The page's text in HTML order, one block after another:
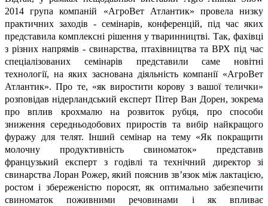
2014 група компаній «АгроВет Атлантик» провела низку
практичних заходів - семінарів, конференцій, під час яких
представила комплексні рішення у тваринництві. Так, фахівці
з різних напрямів - свинарства, птахівництва та ВРХ під час
спеціалізованих семінарів представили саме новітні
технології, на яких заснована діяльність компанії «АгроВет
Атлантик». Про те, «як виростити корову з вашої телички»
розповідав нідерландський експерт Пітер Ван Дорен, зокрема
про вплив крохмалю на розвиток рубця, про способи
зниження середньодобових приростів та вибір найкращого
фуражу для телят. Інший семінар на тему «Як покращити
молочну продуктивність свиноматок» представив
французький експерт з годівлі та технічний директор зі
свинарства Лоран Рожер, який пояснив зв’язок між лактацією,
ростом і збереженістю поросят, як оптимально забезпечити
свиноматок поживними речовинами і як впливає